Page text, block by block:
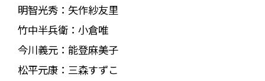
明智光秀：矢作紗友里
竹中半兵衛：小倉唯
今川義元：能登麻美子
松平元康：三森すずこ